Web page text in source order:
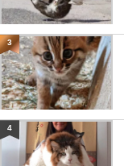
3
4